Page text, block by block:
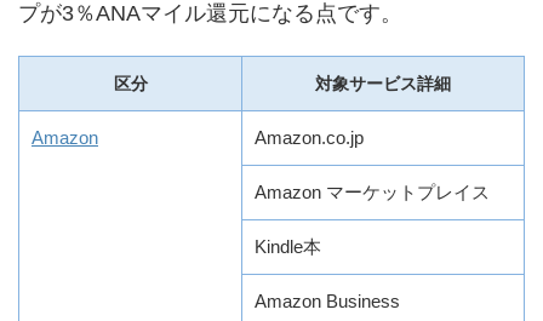
プが3％ANAマイル還元になる点です。
区分 対象サービス詳細
Amazon Amazon.co.jp
Amazon マーケットプレイス
Kindle本
Amazon Business